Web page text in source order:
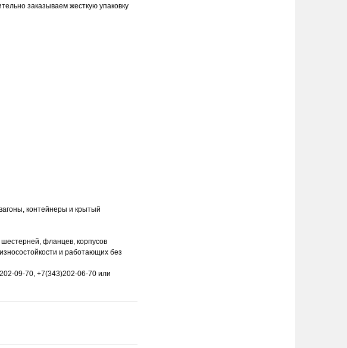
заказываем жесткую упаковку
контейнеры и крытый
фланцев, корпусов
и работающих без
09-70, +7(343)202-06-70 или